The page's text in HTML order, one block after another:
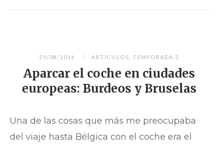
25/08/2016 ARTÍCULOS TEMPORADA 3
Aparcar el coche en ciudades
europeas: Burdeos y Bruselas
Una de las cosas que más me preocupaba
del viaje hasta Bélgica con el coche era el